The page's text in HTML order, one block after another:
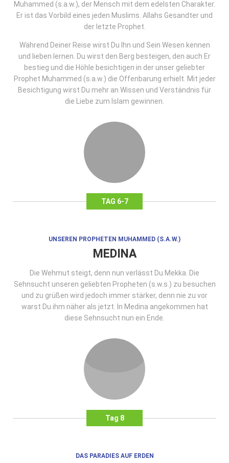
TAG 6-7
Muhammed (s.a.w.), der Mensch mit dem edelsten Charakter.
Er ist das Vorbild eines jeden Muslims. Allahs Gesandter und
der letzte Prophet.
Während Deiner Reise wirst Du Ihn und Sein Wesen kennen
und lieben lernen. Du wirst den Berg besteigen, den auch Er
bestieg und die Höhle besichtigen in der unser geliebter
Prophet Muhammed (s.a.w.) die Offenbarung erhielt. Mit jeder
Besichtigung wirst Du mehr an Wissen und Verständnis für
die Liebe zum Islam gewinnen.
Tag 8
UNSEREN PROPHETEN MUHAMMED (S.A.W.)
MEDINA
Die Wehmut steigt, denn nun verlässt Du Mekka. Die
Sehnsucht unseren geliebten Propheten (s.w.s.) zu besuchen
und zu grüßen wird jedoch immer stärker, denn nie zu vor
warst Du ihm näher als jetzt. In Medina angekommen hat
diese Sehnsucht nun ein Ende.
DAS PARADIES AUF ERDEN